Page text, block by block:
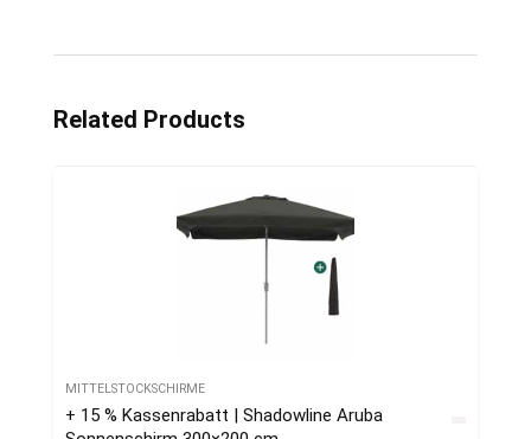
Related Products
MITTELSTOCKSCHIRME
+ 15 % Kassenrabatt | Shadowline Aruba